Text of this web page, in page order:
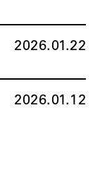
2026.01.22
2026.01.12